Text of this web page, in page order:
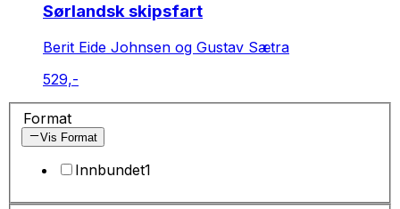
Sørlandsk skipsfart
Berit Eide Johnsen og Gustav Sætra
529,-
Format
Vis Format
Innbundet1